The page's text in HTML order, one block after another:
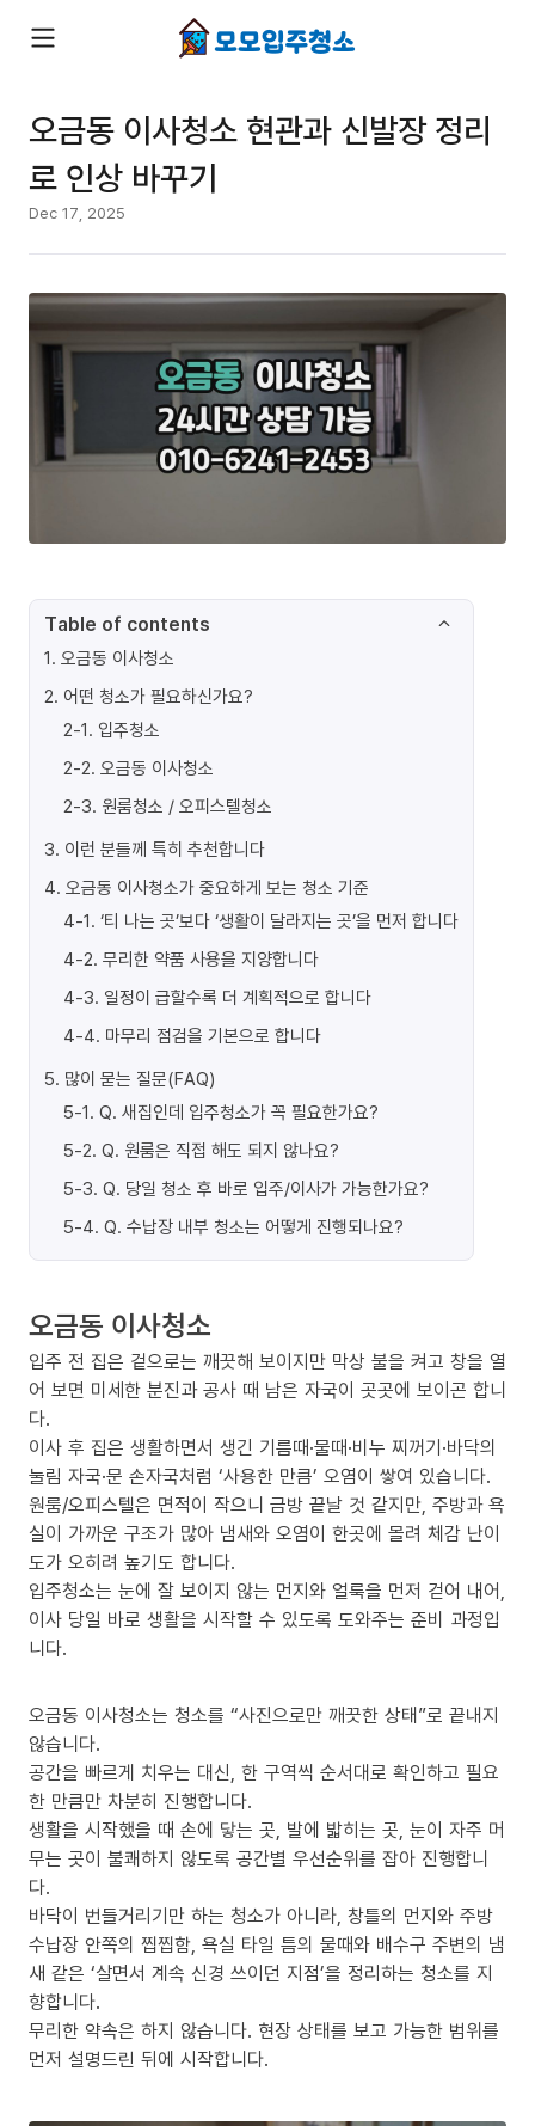
오금동 이사청소 현관과 신발장 정리
로 인상 바꾸기
Dec 17, 2025
Table of contents
1. 오금동 이사청소
2. 어떤 청소가 필요하신가요?
2-1. 입주청소
2-2. 오금동 이사청소
2-3. 원룸청소 / 오피스텔청소
3. 이런 분들께 특히 추천합니다
4. 오금동 이사청소가 중요하게 보는 청소 기준
4-1. ‘티 나는 곳’보다 ‘생활이 달라지는 곳’을 먼저 합니다
4-2. 무리한 약품 사용을 지양합니다
4-3. 일정이 급할수록 더 계획적으로 합니다
4-4. 마무리 점검을 기본으로 합니다
5. 많이 묻는 질문(FAQ)
5-1. Q. 새집인데 입주청소가 꼭 필요한가요?
5-2. Q. 원룸은 직접 해도 되지 않나요?
5-3. Q. 당일 청소 후 바로 입주/이사가 가능한가요?
5-4. Q. 수납장 내부 청소는 어떻게 진행되나요?
오금동 이사청소
입주 전 집은 겉으로는 깨끗해 보이지만 막상 불을 켜고 창을 열
어 보면 미세한 분진과 공사 때 남은 자국이 곳곳에 보이곤 합니
다.
이사 후 집은 생활하면서 생긴 기름때·물때·비누 찌꺼기·바닥의
눌림 자국·문 손자국처럼 ‘사용한 만큼’ 오염이 쌓여 있습니다.
원룸/오피스텔은 면적이 작으니 금방 끝날 것 같지만, 주방과 욕
실이 가까운 구조가 많아 냄새와 오염이 한곳에 몰려 체감 난이
도가 오히려 높기도 합니다.
입주청소는 눈에 잘 보이지 않는 먼지와 얼룩을 먼저 걷어 내어,
이사 당일 바로 생활을 시작할 수 있도록 도와주는 준비 과정입
니다.
오금동 이사청소는 청소를 “사진으로만 깨끗한 상태”로 끝내지
않습니다.
공간을 빠르게 치우는 대신, 한 구역씩 순서대로 확인하고 필요
한 만큼만 차분히 진행합니다.
생활을 시작했을 때 손에 닿는 곳, 발에 밟히는 곳, 눈이 자주 머
무는 곳이 불쾌하지 않도록 공간별 우선순위를 잡아 진행합니
다.
바닥이 번들거리기만 하는 청소가 아니라, 창틀의 먼지와 주방
수납장 안쪽의 찝찝함, 욕실 타일 틈의 물때와 배수구 주변의 냄
새 같은 ‘살면서 계속 신경 쓰이던 지점’을 정리하는 청소를 지
향합니다.
무리한 약속은 하지 않습니다. 현장 상태를 보고 가능한 범위를
먼저 설명드린 뒤에 시작합니다.